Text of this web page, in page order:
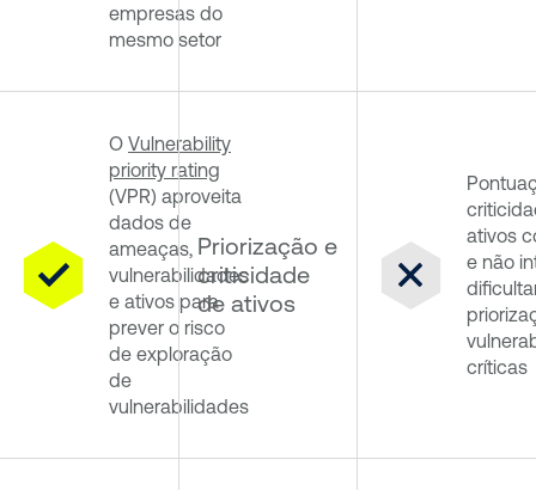
empresas do
mesmo setor
O Vulnerability
priority rating
(VPR) aproveita
dados de
ameaças,
vulnerabilidades
e ativos para
prever o risco
de exploração
de
vulnerabilidades
Priorização e
criticidade
de ativos
ativos
e não
críticas